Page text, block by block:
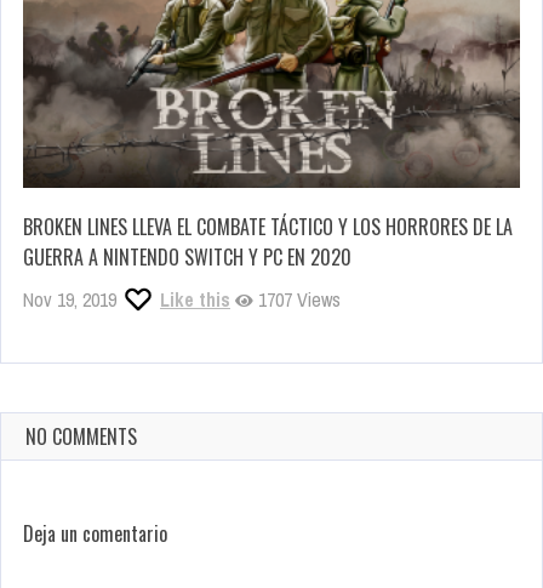
BROKEN LINES LLEVA EL COMBATE TÁCTICO Y LOS HORRORES DE LA
GUERRA A NINTENDO SWITCH Y PC EN 2020
Nov 19, 2019 Like this 1707 Views
NO COMMENTS
Deja un comentario